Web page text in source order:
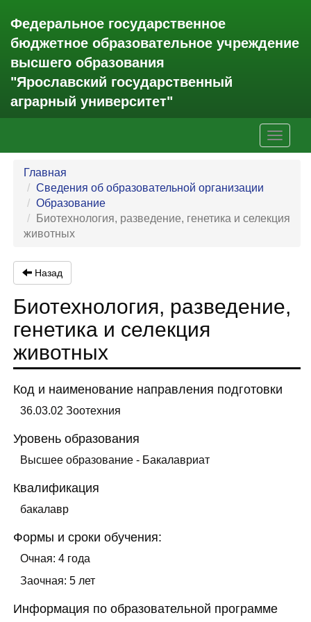
Федеральное государственное
бюджетное образовательное учреждение
высшего образования
"Ярославский государственный
аграрный университет"
Toggle
Главная
Сведения об образовательной организации
Образование
Биотехнология, разведение, генетика и селекция
животных
Назад
Биотехнология, разведение,
генетика и селекция
животных
Код и наименование направления подготовки
36.03.02 Зоотехния
Уровень образования
Высшее образование - Бакалавриат
Квалификация
бакалавр
Формы и сроки обучения:
Очная: 4 года
Заочная: 5 лет
Информация по образовательной программе